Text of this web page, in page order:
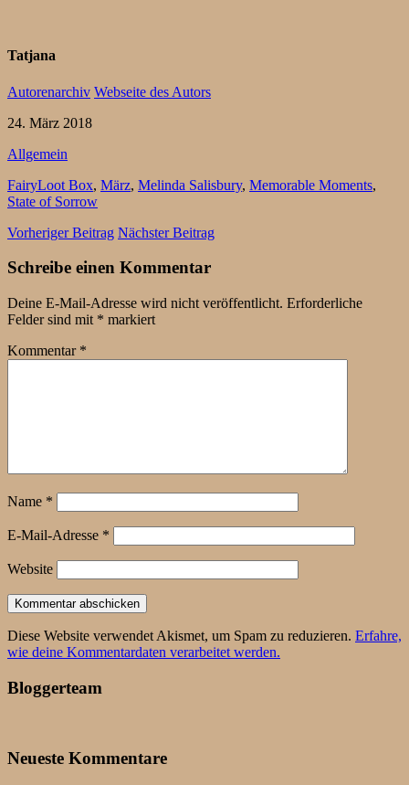
Tatjana
Autorenarchiv Webseite des Autors
24. März 2018
Allgemein
FairyLoot Box, März, Melinda Salisbury, Memorable Moments,
State of Sorrow
Vorheriger Beitrag Nächster Beitrag
Schreibe einen Kommentar
Deine E-Mail-Adresse wird nicht veröffentlicht. Erforderliche
Felder sind mit * markiert
Kommentar *
Name *
E-Mail-Adresse *
Website
Diese Website verwendet Akismet, um Spam zu reduzieren. Erfahre,
wie deine Kommentardaten verarbeitet werden.
Bloggerteam
Neueste Kommentare